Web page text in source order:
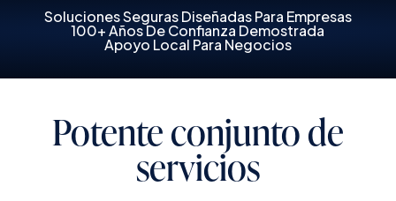
Soluciones Seguras Diseñadas Para Empresas
100+ Años De Confianza Demostrada
Apoyo Local Para Negocios
Potente conjunto de
servicios